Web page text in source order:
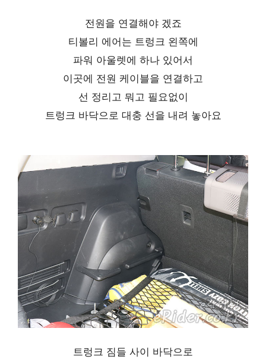
전원을 연결해야 겠죠
티볼리 에어는 트렁크 왼쪽에
파워 아울렛에 하나 있어서
이곳에 전원 케이블을 연결하고
선 정리고 뭐고 필요없이
트렁크 바닥으로 대충 선을 내려 놓아요
트렁크 짐들 사이 바닥으로